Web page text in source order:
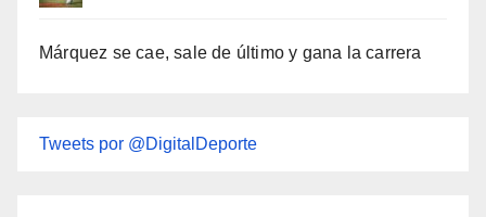
Márquez se cae, sale de último y gana la carrera
Tweets por @DigitalDeporte